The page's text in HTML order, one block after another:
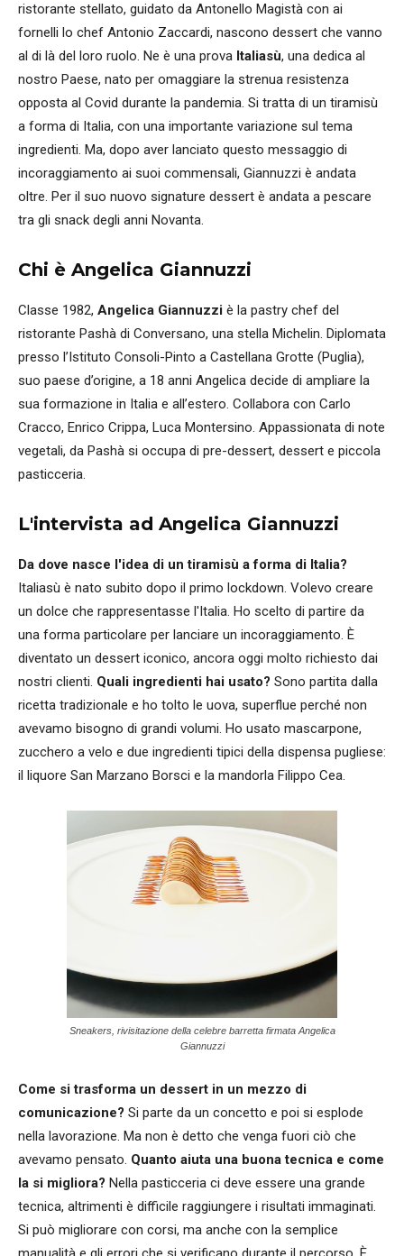
ristorante stellato, guidato da Antonello Magistà con ai
fornelli lo chef Antonio Zaccardi, nascono dessert che vanno
al di là del loro ruolo. Ne è una prova Italiasù, una dedica al
nostro Paese, nato per omaggiare la strenua resistenza
opposta al Covid durante la pandemia. Si tratta di un tiramisù
a forma di Italia, con una importante variazione sul tema
ingredienti. Ma, dopo aver lanciato questo messaggio di
incoraggiamento ai suoi commensali, Giannuzzi è andata
oltre. Per il suo nuovo signature dessert è andata a pescare
tra gli snack degli anni Novanta.
Chi è Angelica Giannuzzi
Classe 1982, Angelica Giannuzzi è la pastry chef del
ristorante Pashà di Conversano, una stella Michelin. Diplomata
presso l’Istituto Consoli-Pinto a Castellana Grotte (Puglia),
suo paese d’origine, a 18 anni Angelica decide di ampliare la
sua formazione in Italia e all’estero. Collabora con Carlo
Cracco, Enrico Crippa, Luca Montersino. Appassionata di note
vegetali, da Pashà si occupa di pre-dessert, dessert e piccola
pasticceria.
L'intervista ad Angelica Giannuzzi
Da dove nasce l'idea di un tiramisù a forma di Italia?
Italiasù è nato subito dopo il primo lockdown. Volevo creare
un dolce che rappresentasse l'Italia. Ho scelto di partire da
una forma particolare per lanciare un incoraggiamento. È
diventato un dessert iconico, ancora oggi molto richiesto dai
nostri clienti. Quali ingredienti hai usato? Sono partita dalla
ricetta tradizionale e ho tolto le uova, superflue perché non
avevamo bisogno di grandi volumi. Ho usato mascarpone,
zucchero a velo e due ingredienti tipici della dispensa pugliese:
il liquore San Marzano Borsci e la mandorla Filippo Cea.
Sneakers, rivisitazione della celebre barretta firmata Angelica
Giannuzzi
Come si trasforma un dessert in un mezzo di
comunicazione? Si parte da un concetto e poi si esplode
nella lavorazione. Ma non è detto che venga fuori ciò che
avevamo pensato. Quanto aiuta una buona tecnica e come
la si migliora? Nella pasticceria ci deve essere una grande
tecnica, altrimenti è difficile raggiungere i risultati immaginati.
Si può migliorare con corsi, ma anche con la semplice